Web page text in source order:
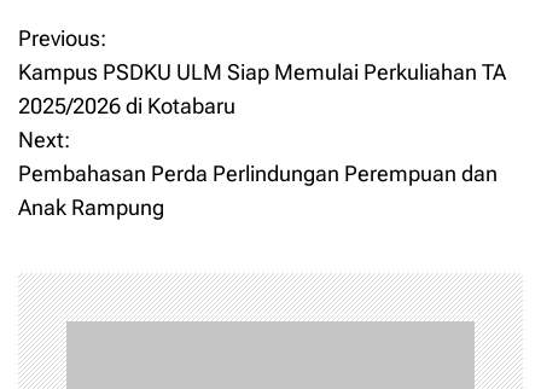
P
o
s
t
a
v
Previous:
Kampus PSDKU ULM Siap Memulai Perkuliahan TA
2025/2026 di Kotabaru
Next:
Pembahasan Perda Perlindungan Perempuan dan
Anak Rampung